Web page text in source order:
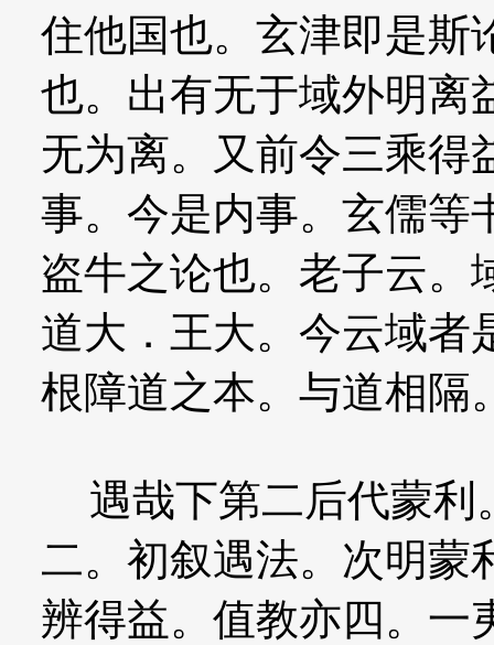
住他国也。玄津即是斯
也。出有无于域外明离
无为离。又前令三乘得
事。今是内事。玄儒等
盗牛之论也。老子云。
道大．王大。今云域者
根障道之本。与道相隔
遇哉下第二后代蒙利
二。初叙遇法。次明蒙
辨得益。值教亦四。一